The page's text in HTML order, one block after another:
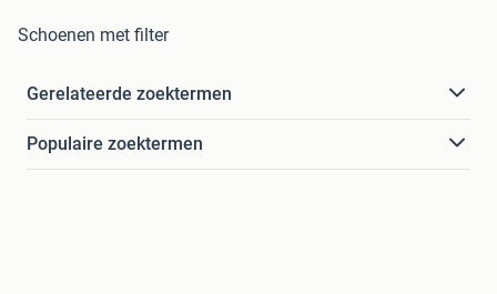
Schoenen met filter
Gerelateerde zoektermen
Populaire zoektermen